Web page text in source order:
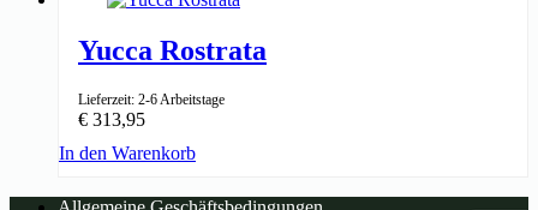
↑ 140-160cm
Yucca Rostrata
Lieferzeit: 2-6 Arbeitstage
€ 313,95
In den Warenkorb